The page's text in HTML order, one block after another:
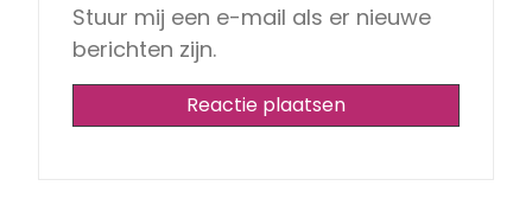
Stuur mij een e-mail als er nieuwe
berichten zijn.